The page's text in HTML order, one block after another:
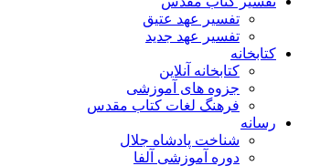
تفسیر عهد عتیق
تفسیر عهد جدید
کتابخانه
کتابخانه آنلاین
جزوه های آموزشی
فرهنگ لغات کتاب مقدس
رسانه
شناخت پادشاه جلال
دوره آموزشی آلفا